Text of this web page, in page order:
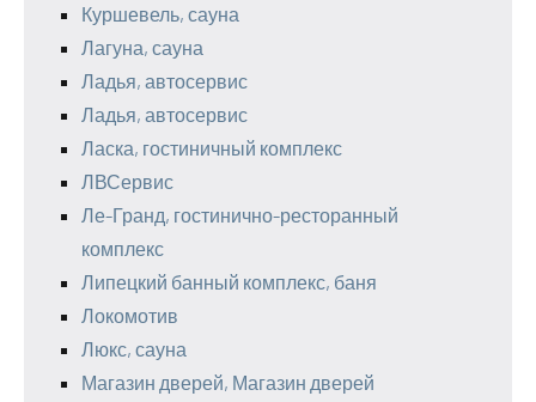
Куршевель, сауна
Лагуна, сауна
Ладья, автосервис
Ладья, автосервис
Ласка, гостиничный комплекс
ЛВСервис
Ле-Гранд, гостинично-ресторанный
комплекс
Липецкий банный комплекс, баня
Локомотив
Люкс, сауна
Магазин дверей, Магазин дверей